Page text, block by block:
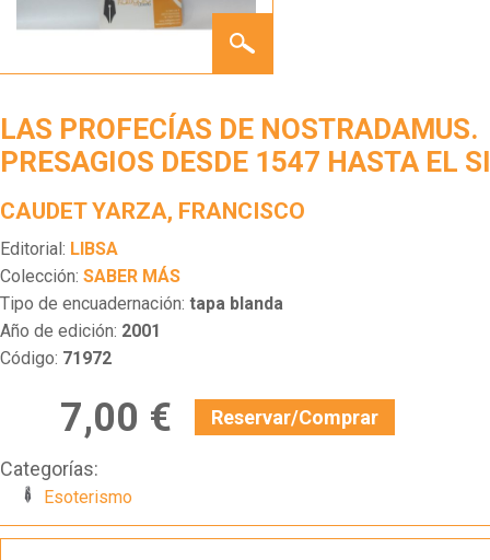
PROFECÍAS
DESDE
1547
HASTA
SIGLO
LAS PROFECÍAS DE NOSTRADAMUS.
PRESAGIOS DESDE 1547 HASTA EL
CAUDET YARZA, FRANCISCO
Editorial: LIBSA
Colección: SABER MÁS
Tipo de encuadernación: tapa blanda
Año de edición: 2001
Código: 71972
7,00 € Reservar/Comprar
Categorías:
Esoterismo